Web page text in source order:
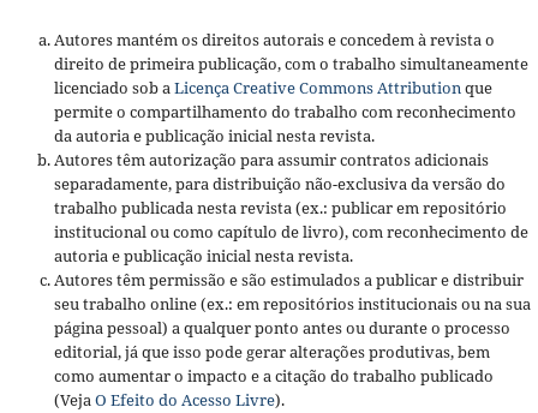
Autores mantém os direitos autorais e concedem à revista o
direito de primeira publicação, com o trabalho simultaneamente
licenciado sob aLicença Creative Commons Attributionque
permite o compartilhamento do trabalho com reconhecimento
da autoria e publicação inicial nesta revista.
Autores têm autorização para assumir contratos adicionais
separadamente, para distribuição não-exclusiva da versão do
trabalho publicada nesta revista (ex.: publicar em repositório
institucional ou como capítulo de livro), com reconhecimento de
autoria e publicação inicial nesta revista.
Autores têm permissão e são estimulados a publicar e distribuir
seu trabalho online (ex.: em repositórios institucionais ou na sua
página pessoal) a qualquer ponto antes ou durante o processo
editorial, já que isso pode gerar alterações produtivas, bem
como aumentar o impacto e a citação do trabalho publicado
(VejaO Efeito do Acesso Livre).